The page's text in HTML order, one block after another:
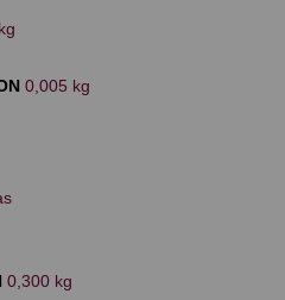
0,005 kg
0,300 kg